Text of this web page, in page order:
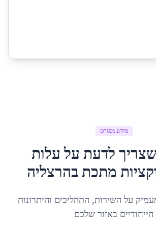
מידע מפורט
לדעת עלעלות
מתכת בהרצליה
על השירות, התהליכים והיתרונות
הייחודיים באזור שלכם